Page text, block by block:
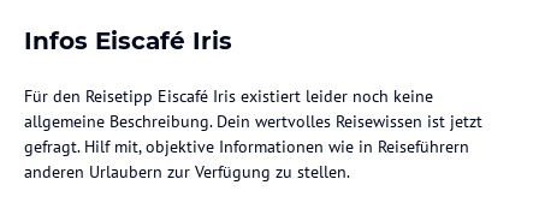
Infos Eiscafé Iris
Für den Reisetipp Eiscafé Iris existiert leider noch keine
allgemeine Beschreibung. Dein wertvolles Reisewissen ist jetzt
gefragt. Hilf mit, objektive Informationen wie in Reiseführern
anderen Urlaubern zur Verfügung zu stellen.